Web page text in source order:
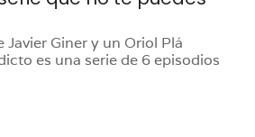
Javier Giner y un Oriol Plá
es una serie de 6 episodios